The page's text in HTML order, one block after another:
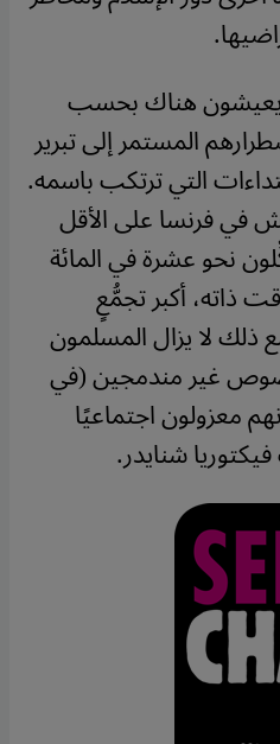
يعيشون هناك بحسب
المستمر إلى تبرير
التي ترتكب باسمه.
في فرنسا على الأقل
نحو عشرة في المائة
ذاته، أكبر تجمُّعٍ
ذلك لا يزال المسلمون
غير مندمجين (في
معزولون اجتماعيًا
شنايدر.